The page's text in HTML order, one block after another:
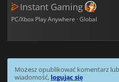
Instant Gaming
PC/Xbox Play Anywhere · Global
Możesz opublikować komentarz
wiadomość, logując się